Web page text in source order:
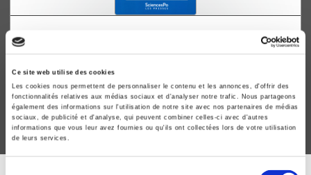
Ce site web utilise des cookies
Les cookies nous permettent de personnaliser le contenu et les annonces, d'offrir des
fonctionnalités relatives aux médias sociaux et d'analyser notre trafic. Nous partageons
également des informations sur l'utilisation de notre site avec nos partenaires de médias
sociaux, de publicité et d'analyse, qui peuvent combiner celles-ci avec d'autres
informations que vous leur avez fournies ou qu'ils ont collectées lors de votre utilisation
de leurs services.
Revue économique 67 Hors-série, Février 2016
Nouveaux regards en économie et politique de la
concurrence
Thierry Pénard, Jean-Philippe Tropéano